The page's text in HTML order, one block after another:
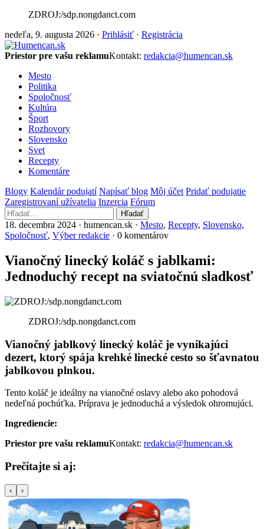
ZDROJ:/sdp.nongdanct.com
nedeľa, 9. augusta 2026 · Prihlásiť · Registrácia
Priestor pre vašu reklamuKontakt: redakcia@humencan.sk
Mesto
Politika
Spoločnosť
Kultúra
Šport
Rozhovory
Slovensko
Svet
Recepty
Komentáre
Blogy Kalendár podujatí Napísať blog Môj účet Pridať podujatie
Zaregistrovaní užívatelia Inzercia Fórum
Hľadať
18. decembra 2024 · humencan.sk · Mesto, Recepty, Slovensko,
Spoločnosť, Výber redakcie · 0 komentárov
Vianočný linecký koláč s jablkami:
Jednoduchý recept na sviatočnú sladkosť
ZDROJ:/sdp.nongdanct.com
Vianočný jablkový linecký koláč je vynikajúci
dezert, ktorý spája krehké linecké cesto so šťavnatou
jablkovou plnkou.
Tento koláč je ideálny na vianočné oslavy alebo ako pohodová
nedeľná pochúťka. Príprava je jednoduchá a výsledok ohromujúci.
Ingrediencie:
Priestor pre vašu reklamuKontakt: redakcia@humencan.sk
Prečítajte si aj:
‹ ›